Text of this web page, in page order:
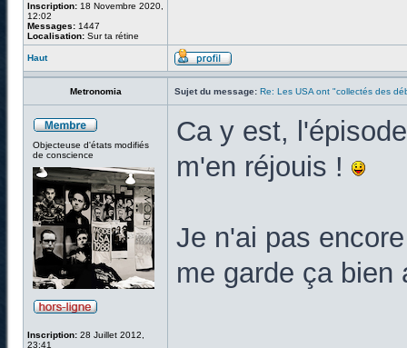
Inscription: 18 Novembre 2020,
12:02
Messages: 1447
Localisation: Sur ta rétine
Haut
Metronomia Sujet du message: Re: Les USA ont "collectés des
Objecteuse d'états modifiés
de conscience
Inscription: 28 Juillet 2012,
23:41
Ca y est,
m'en réjouis !
Je n'ai pas
me garde ça bien